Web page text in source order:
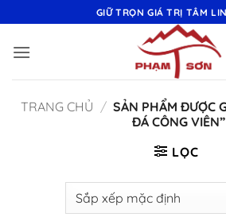
qua
nội
GIỮ TRỌN GIÁ TRỊ TÂM
TRANG CHỦ / SẢN PHẨM ĐƯỢC
ĐÁ CÔNG VIÊN”
LỌC